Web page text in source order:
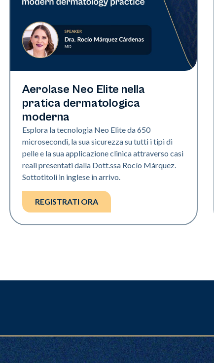
Neo Elite
Aerolase Neo Elite nella
pratica dermatologica
moderna
Esplora la tecnologia Neo Elite da 650
microsecondi, la sua sicurezza su tutti i tipi di
pelle e la sua applicazione clinica attraverso casi
reali presentati dalla Dott.ssa Rocío Márquez.
Sottotitoli in inglese in arrivo.
REGISTRATI ORA